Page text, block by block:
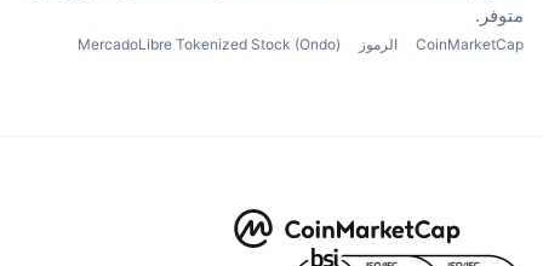
متوفر.
CoinMarketCap الرموز MercadoLibre Tokenized Stock (Ondo)